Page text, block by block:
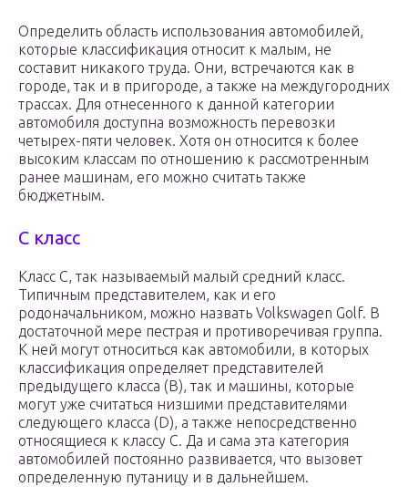
Определить область использования автомобилей,
которые классификация относит к малым, не
составит никакого труда. Они, встречаются как в
городе, так и в пригороде, а также на междугородних
трассах. Для отнесенного к данной категории
автомобиля доступна возможность перевозки
четырех-пяти человек. Хотя он относится к более
высоким классам по отношению к рассмотренным
ранее машинам, его можно считать также
бюджетным.
C класс
Класс С, так называемый малый средний класс.
Типичным представителем, как и его
родоначальником, можно назвать Volkswagen Golf. В
достаточной мере пестрая и противоречивая группа.
К ней могут относиться как автомобили, в которых
классификация определяет представителей
предыдущего класса (В), так и машины, которые
могут уже считаться низшими представителями
следующего класса (D), а также непосредственно
относящиеся к классу С. Да и сама эта категория
автомобилей постоянно развивается, что вызовет
определенную путаницу и в дальнейшем.